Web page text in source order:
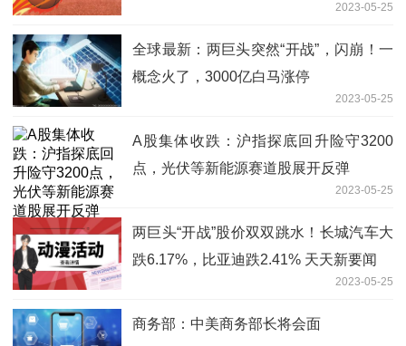
2023-05-25
全球最新：两巨头突然“开战”，闪崩！一
概念火了，3000亿白马涨停
2023-05-25
A股集体收跌：沪指探底回升险守3200
点，光伏等新能源赛道股展开反弹
2023-05-25
两巨头“开战”股价双双跳水！长城汽车大
跌6.17%，比亚迪跌2.41% 天天新要闻
2023-05-25
商务部：中美商务部长将会面